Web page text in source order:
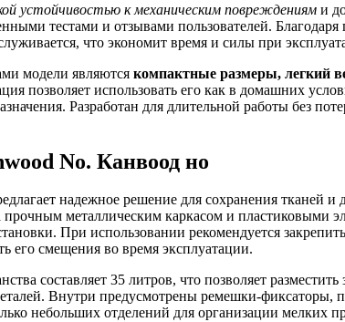
устойчивостью к механическим повреждениям и
тестами и отзывами пользователей.
что экономит время и силы при
модели являются компактные размеры, легкий
позволяет использовать его как в домашних
Разработан для длительной работы без
No. Канвоод но
надежное решение для сохранения тканей и
металлическим каркасом и пластиковыми
При использовании рекомендуется
его смещения во время эксплуатации.
составляет 35 литров, что позволяет
Внутри предусмотрены ремешки-фиксаторы,
небольших отделений для организации мелких